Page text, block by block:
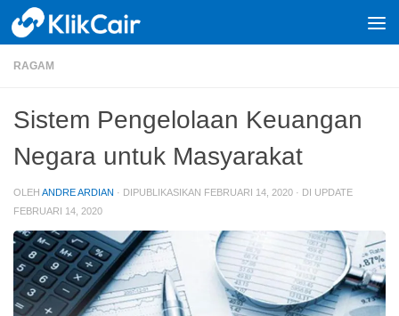
Skip to content
RAGAM
Sistem Pengelolaan Keuangan
Negara untuk Masyarakat
OLEH ANDRE ARDIAN · DIPUBLIKASIKAN FEBRUARI 14, 2020 · DI UPDATE
FEBRUARI 14, 2020